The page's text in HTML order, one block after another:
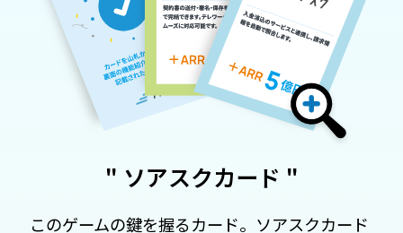
" ソアスクカード "
このゲームの鍵を握るカード。ソアスクカード